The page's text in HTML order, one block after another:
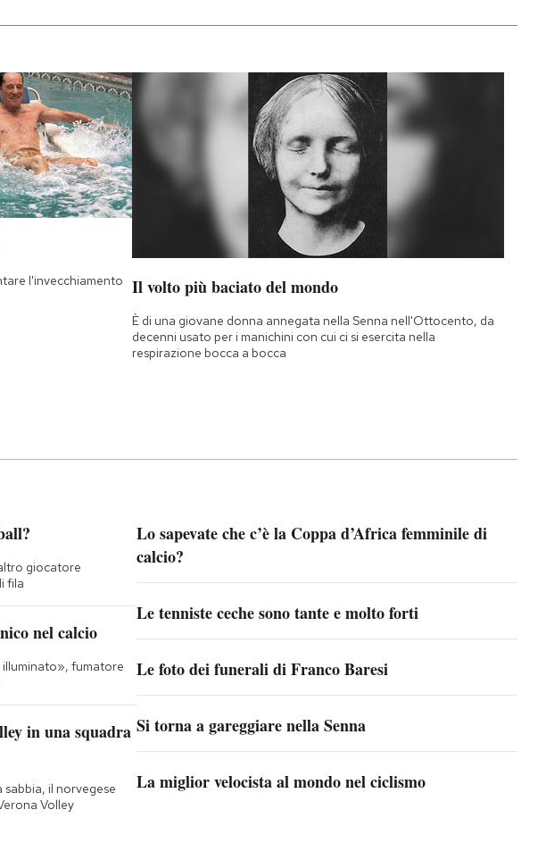
l'invecchiamento
Il volto più baciato del mondo
È di una giovane donna annegata nella Senna nell'Ottocento, da
decenni usato per i manichini con cui ci si esercita nella
respirazione bocca a bocca
giocatore
fila
nel calcio
fumatore
in una squadra
il norvegese
Volley
Lo sapevate che c’è la Coppa d’Africa femminile di
calcio?
Le tenniste ceche sono tante e molto forti
Le foto dei funerali di Franco Baresi
Si torna a gareggiare nella Senna
La miglior velocista al mondo nel ciclismo